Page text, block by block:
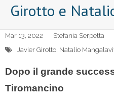
Girotto e
Mar 13, 2022 Stefania Serpetta
Javier Girotto, Natalio
Dopo il grande
Tiromancino